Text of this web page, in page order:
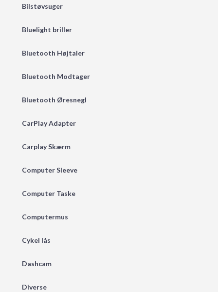
Bilstøvsuger
Bluelight briller
Bluetooth Højtaler
Bluetooth Modtager
Bluetooth Øresnegl
CarPlay Adapter
Carplay Skærm
Computer Sleeve
Computer Taske
Computermus
Cykel lås
Dashcam
Diverse